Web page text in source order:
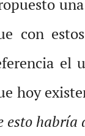
una
con
el
hoy
esto